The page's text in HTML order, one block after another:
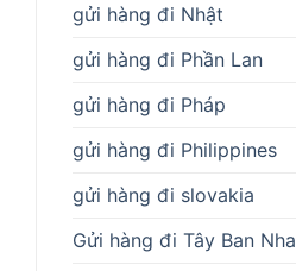
gửi hàng đi Nhật
gửi hàng đi Phần Lan
gửi hàng đi Pháp
gửi hàng đi Philippines
gửi hàng đi slovakia
Gửi hàng đi Tây Ban Nha